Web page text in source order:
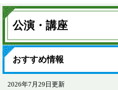
す
。
し
て
へ
本
文
公演・講座
おすすめ情報
2026年7月29日更新